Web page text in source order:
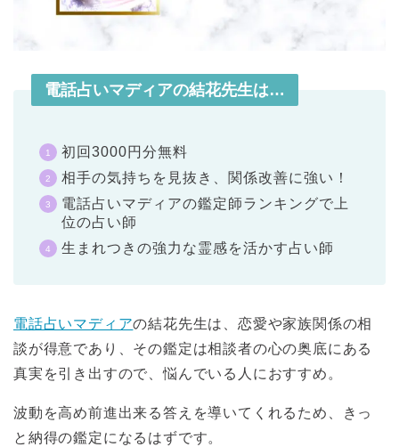
電話占いマディアの結花先生は…
初回3000円分無料
相手の気持ちを見抜き、関係改善に強い！
電話占いマディアの鑑定師ランキングで上
位の占い師
生まれつきの強力な霊感を活かす占い師
電話占いマディアの結花先生は、恋愛や家族関係の相
談が得意であり、その鑑定は相談者の心の奥底にある
真実を引き出すので、悩んでいる人におすすめ。
波動を高め前進出来る答えを導いてくれるため、きっ
と納得の鑑定になるはずです。